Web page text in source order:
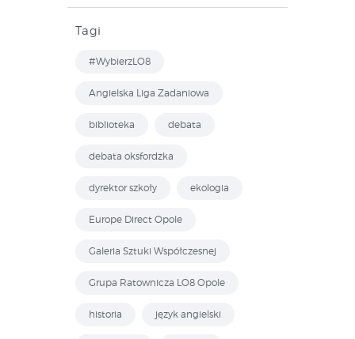
Tagi
#WybierzLO8
Angielska Liga Zadaniowa
biblioteka debata
debata oksfordzka
dyrektor szkoły ekologia
Europe Direct Opole
Galeria Sztuki Współczesnej
Grupa Ratownicza LO8 Opole
historia język angielski